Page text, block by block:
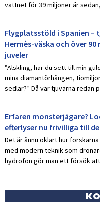
vattnet för 39 miljoner år
Flygplatsstöld i Spanien
Hermès-väska och över
juveler
”Älskling, har du sett till min
mina diamantörhängen,
sedlar?” Då var tjuvarna redan
Erfaren monsterjägare?
efterlyser nu frivilliga till
Det är ännu oklart hur
med modern teknik som
hydrofon gör man ett försök